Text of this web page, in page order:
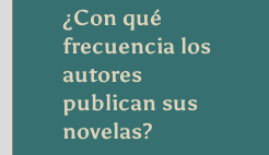
¿Con qué
frecuencia los
autores
publican sus
novelas?